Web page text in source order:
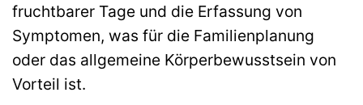
fruchtbarer Tage und die Erfassung von
Symptomen, was für die Familienplanung
oder das allgemeine Körperbewusstsein von
Vorteil ist.